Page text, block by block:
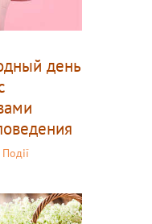
день
Події